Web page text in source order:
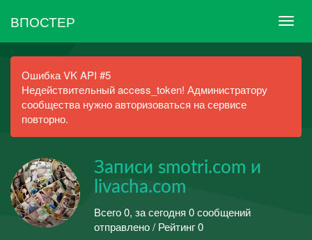
ВПОСТЕР
Ошибка VK API #5
Недействительный access_token! Администратору
сообщества нужно авторизоваться на сервисе
повторно.
Записи smotri.com и
livacha.com
Всего 0, за сегодня 0 сообщений
отправлено / Рейтинг 0